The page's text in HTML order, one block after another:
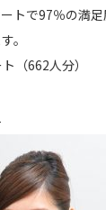
トで97％の満
。
（662人分）